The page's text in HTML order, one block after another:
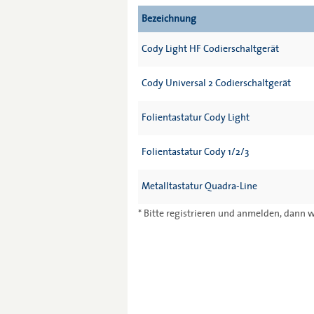
Bezeichnung
Cody Light HF Codierschaltgerät
Cody Universal 2 Codierschaltgerät
Folientastatur Cody Light
Folientastatur Cody 1/2/3
Metalltastatur Quadra-Line
* Bitte registrieren und anmelden, dann